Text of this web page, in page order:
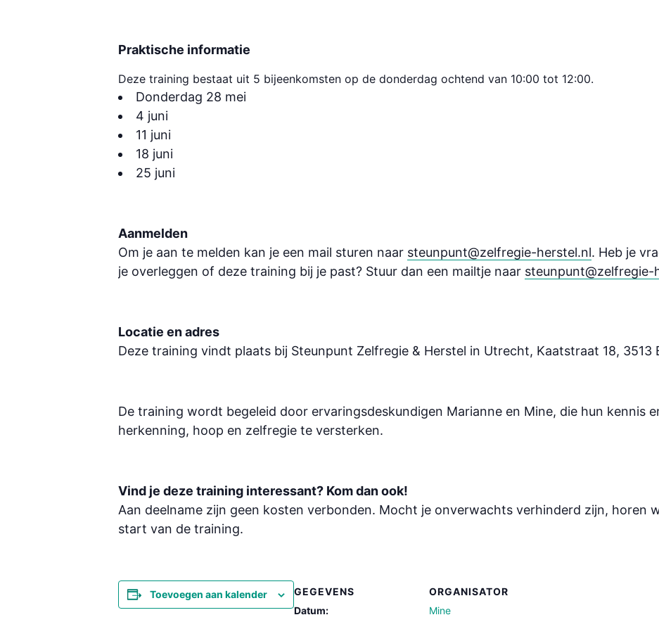
Praktische informatie
Deze training bestaat uit 5 bijeenkomsten op de donderdag ochtend van 10:00 tot 12:00.
Donderdag 28 mei
4 juni
11 juni
18 juni
25 juni
Aanmelden
Om je aan te melden kan je een mail sturen naar steunpunt@zelfregie-herstel.nl. Heb je
je overleggen of deze training bij je past? Stuur dan een mailtje naar steunpunt@zelfregie-
Locatie en adres
Deze training vindt plaats bij Steunpunt Zelfregie & Herstel in Utrecht, Kaatstraat 18, 3513
De training wordt begeleid door ervaringsdeskundigen Marianne en Mine, die hun kennis
herkenning, hoop en zelfregie te versterken.
Vind je deze training interessant? Kom dan ook!
Aan deelname zijn geen kosten verbonden. Mocht je onverwachts verhinderd zijn, horen
start van de training.
Toevoegen aan kalender
GEGEVENS
Datum:
ORGANISATOR
Mine